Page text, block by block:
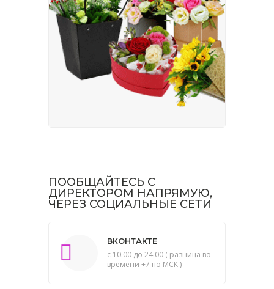
ПООБЩАЙТЕСЬ С
ДИРЕКТОРОМ НАПРЯМУЮ,
ЧЕРЕЗ СОЦИАЛЬНЫЕ СЕТИ
ВКОНТАКТЕ
с 10.00 до 24.00 ( разница во
времени +7 по МСК )